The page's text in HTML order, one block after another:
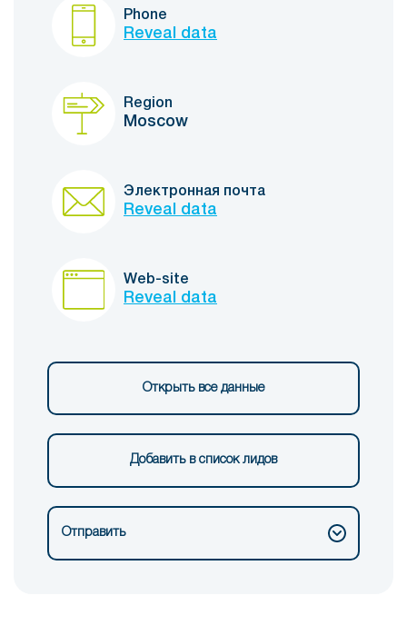
Phone
Reveal data
Region
Moscow
Электронная почта
Reveal data
Web-site
Reveal data
Открыть все данные
Добавить в список лидов
Отправить